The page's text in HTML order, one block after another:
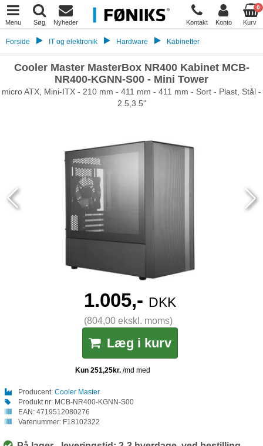
Menu Søg Nyheder Kontakt Konto
0
Kurv
Forside IT og elektronik Hardware Kabinetter
Cooler Master MasterBox NR400 Kabinet MCB-
NR400-KGNN-S00 - Mini Tower
micro ATX, Mini-ITX - 210 mm - 411 mm - 411 mm - Sort - Plast, Stål -
2.5,3.5"
1.005,- DKK
(804,00 ekskl. moms)
Læg i kurv
Producent: Cooler Master
Produkt nr: MCB-NR400-KGNN-S00
EAN: 4719512080276
Varenummer: F18102322